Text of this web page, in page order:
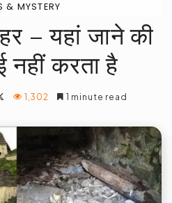
& MYSTERY
– यहां जाने की
नहीं करता है
Follow
X
1,302 1 minute read